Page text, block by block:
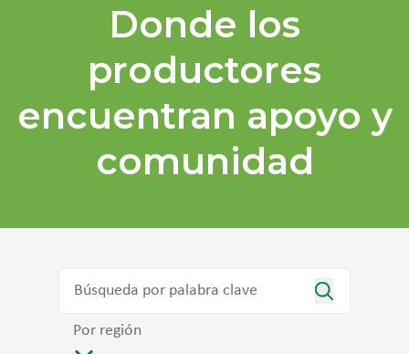
Donde los
productores
encuentran apoyo y
comunidad
Por región